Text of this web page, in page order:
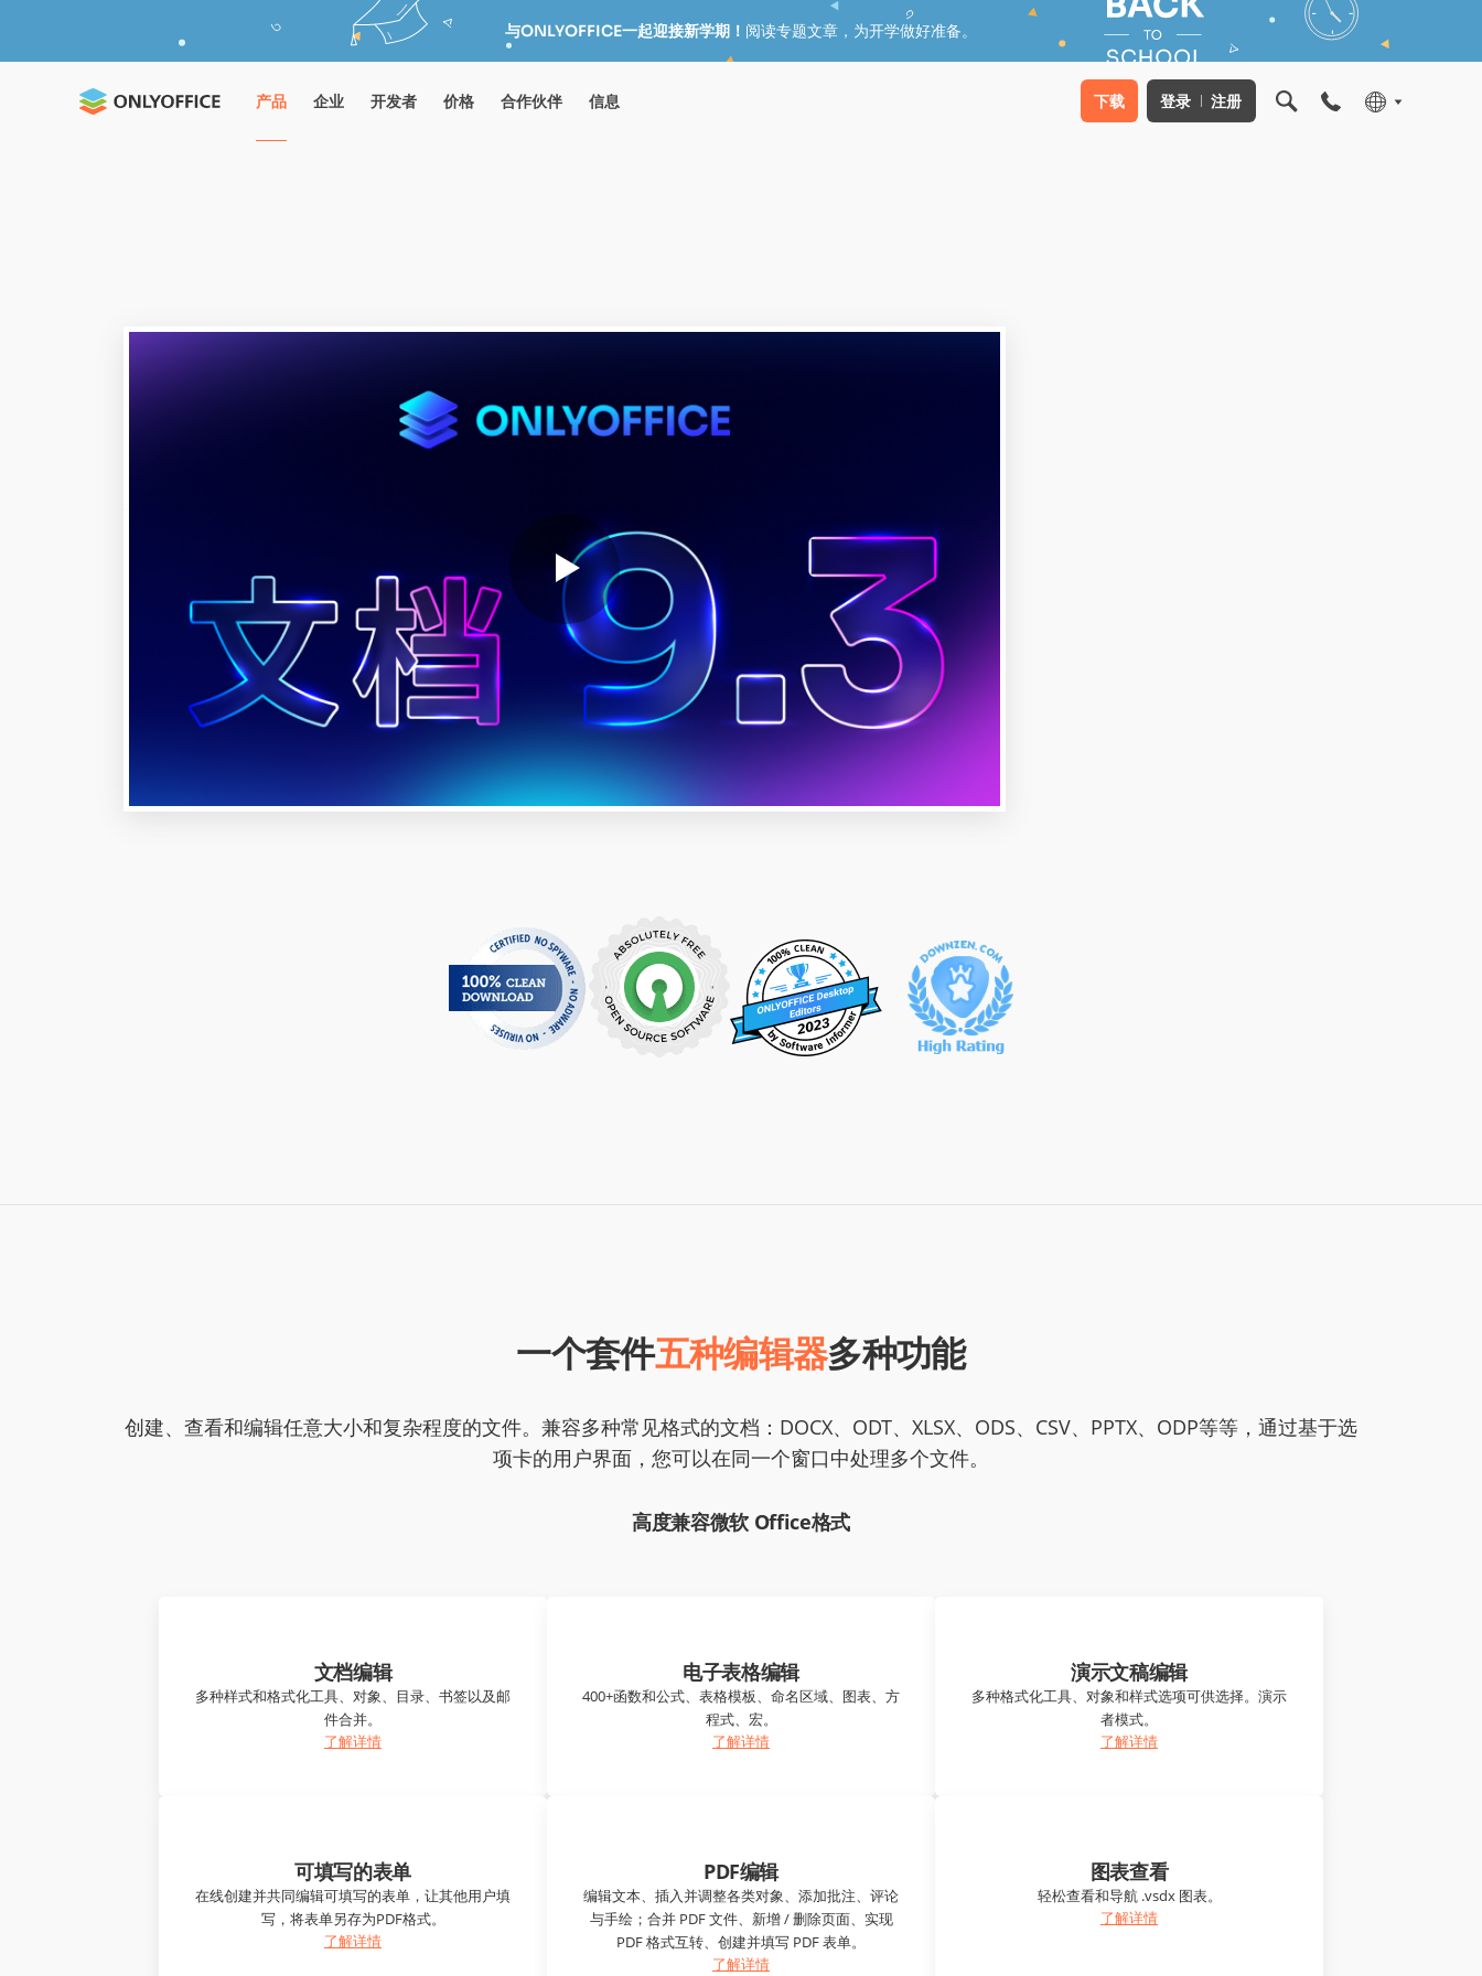
与ONLYOFFICE一起迎接新学期！ 阅读专题文章，为开学做好准备。
产品 企业 开发者 价格 合作伙伴 信息 下载 登录 注册
获取用于文档编辑和协作的
在 Windows、Linux 和 macOS 上处理文本文档、电子表格、
演示文稿、可填写表单和 PDF 文件
一个套件五种编辑器多种功能
创建、查看和编辑任意大小和复杂程度的文件。兼容多种常见格式的文档：DOCX、ODT、XLSX、ODS、CSV、PPTX、ODP等等，通过基于选
项卡的用户界面，您可以在同一个窗口中处理多个文件。
高度兼容微软 Office格式
文档编辑
多种样式和格式化工具、对象、目录、书签以及邮
件合并。
了解详情
电子表格编辑
400+函数和公式、表格模板、命名区域、图表、方
程式、宏。
了解详情
演示文稿编辑
多种格式化工具、对象和样式选项可供选择。演示
者模式。
了解详情
可填写的表单
在线创建并共同编辑可填写的表单，让其他用户填
写，将表单另存为PDF格式。
了解详情
PDF编辑
编辑文本、插入并调整各类对象、添加批注、评论
与手绘；合并 PDF 文件、新增 / 删除页面、实现
PDF 格式互转、创建并填写 PDF 表单。
了解详情
图表查看
轻松查看和导航 .vsdx 图表。
了解详情